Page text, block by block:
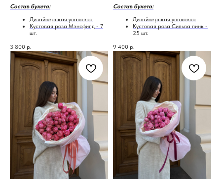
Состав букета:
Дизайнерская упаковка
Кустовая роза Мэнсфилд - 7
шт.
3 800 р.
Состав букета:
Дизайнерская упаковка
Кустовая роза Сильва пинк -
25 шт.
9 400 р.